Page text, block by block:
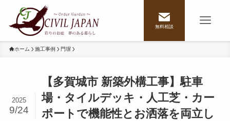
無料相談
ホーム 施工事例 門塀
【多賀城市 新築外構工事】駐車
場・タイルデッキ・人工芝・カー
ポートで機能性とお洒落を両立し
2025
9/24